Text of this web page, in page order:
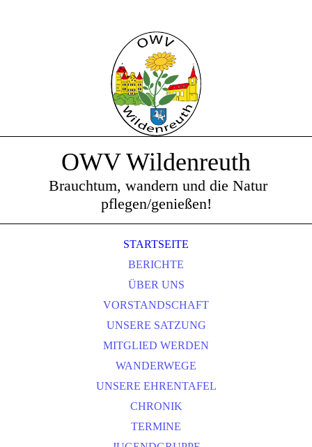
OWV Wildenreuth
Brauchtum, wandern und die Natur
pflegen/genießen!
STARTSEITE
BERICHTE
ÜBER UNS
VORSTANDSCHAFT
UNSERE SATZUNG
MITGLIED WERDEN
WANDERWEGE
UNSERE EHRENTAFEL
CHRONIK
TERMINE